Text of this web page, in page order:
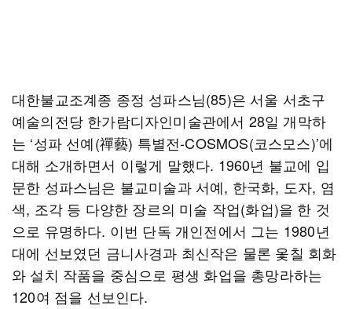
대한불교조계종 종정 성파스님(85)은 서울 서초구
예술의전당 한가람디자인미술관에서 28일 개막하
는 ‘성파 선예(禪藝) 특별전-COSMOS(코스모스)’에
대해 소개하면서 이렇게 말했다. 1960년 불교에 입
문한 성파스님은 불교미술과 서예, 한국화, 도자, 염
색, 조각 등 다양한 장르의 미술 작업(화업)을 한 것
으로 유명하다. 이번 단독 개인전에서 그는 1980년
대에 선보였던 금니사경과 최신작은 물론 옻칠 회화
와 설치 작품을 중심으로 평생 화업을 총망라하는
120여 점을 선보인다.